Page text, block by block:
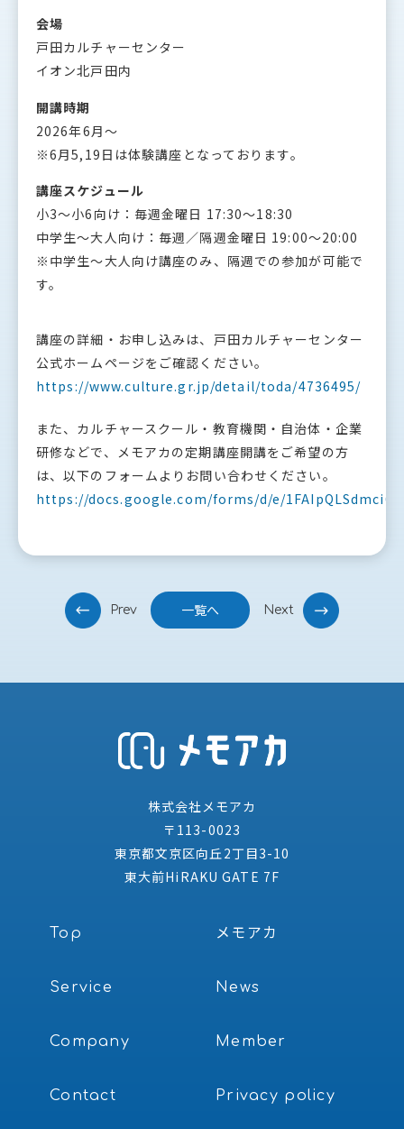
会場
戸田カルチャーセンター
イオン北戸田内
開講時期
2026年6月〜
※6月5,19日は体験講座となっております。
講座スケジュール
小3〜小6向け：毎週金曜日 17:30〜18:30
中学生〜大人向け：毎週／隔週金曜日 19:00〜20:00
※中学生〜大人向け講座のみ、隔週での参加が可能で
す。
講座の詳細・お申し込みは、戸田カルチャーセンター
公式ホームページをご確認ください。
https://www.culture.gr.jp/detail/toda/4736495/
また、カルチャースクール・教育機関・自治体・企業
研修などで、メモアカの定期講座開講をご希望の方
は、以下のフォームよりお問い合わせください。
https://docs.google.com/forms/d/e/
ゲ
Prev 一覧へ Next
株式会社メモアカ
〒113-0023
東京都文京区向丘2丁目3-10
東大前HiRAKU GATE 7F
Top メモアカ
Service News
Company Member
Contact Privacy policy